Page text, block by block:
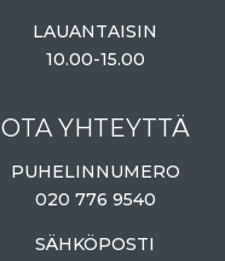
LAUANTAISIN
10.00-15.00
OTA YHTEYTTÄ
PUHELINNUMERO
020 776 9540
SÄHKÖPOSTI